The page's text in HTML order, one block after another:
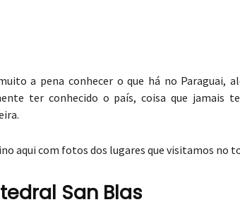
a pena conhecer o que há no Paraguai,
ter conhecido o país, coisa que jamais
aqui com fotos dos lugares que visitamos no
San Blas